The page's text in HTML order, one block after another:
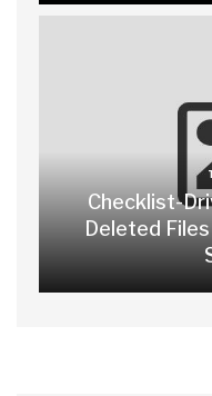
Checklist-
Deleted